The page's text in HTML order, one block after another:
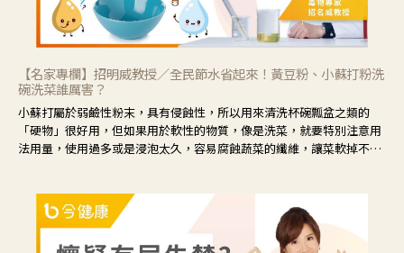
【名家專欄】招明威教授／全民節水省起來！黃豆粉、小蘇打粉洗
碗洗菜誰厲害？
小蘇打屬於弱鹼性粉末，具有侵蝕性，所以用來清洗杯碗瓢盆之類的
「硬物」很好用，但如果用於軟性的物質，像是洗菜，就要特別注意用
法用量，使用過多或是浸泡太久，容易腐蝕蔬菜的纖維，讓菜軟掉不清